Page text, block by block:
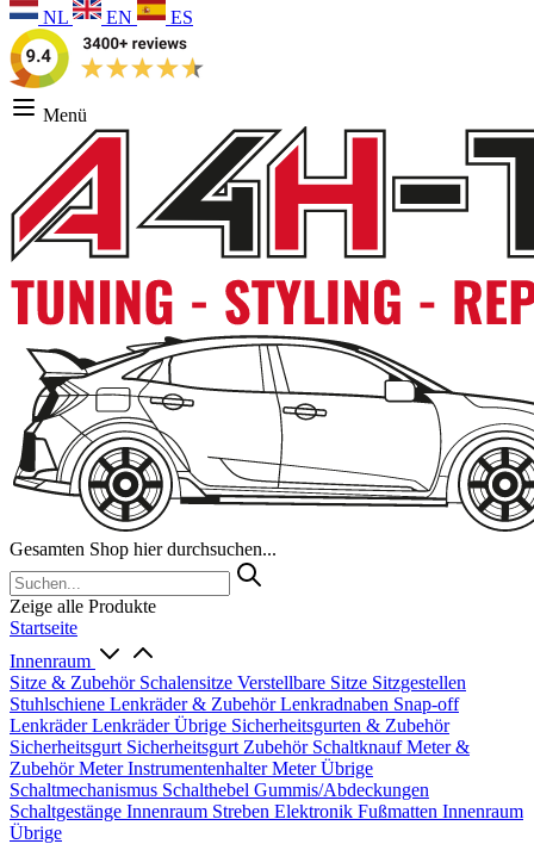
NL
EN ES
Menü
Gesamten Shop hier durchsuchen...
Zeige alle Produkte
Startseite
Innenraum
Sitze & Zubehör Schalensitze Verstellbare Sitze Sitzgestellen
Stuhlschiene Lenkräder & ZubehörLenkradnaben Snap-off
LenkräderLenkräder Übrige Sicherheitsgurten & Zubehör
Sicherheitsgurt Sicherheitsgurt Zubehör SchaltknaufMeter &
ZubehörMeterInstrumentenhalterMeter Übrige
Schaltmechanismus Schalthebel Gummis/Abdeckungen
Schaltgestänge Innenraum Streben Elektronik Fußmatten Innenraum
Übrige